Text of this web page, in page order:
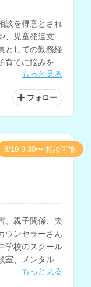
談を得意とされ
、児童発達支
としての勤務経
てに悩みを抱
れています。
もっと見る
フォロー
、親子関係、夫
ウンセラーさん
学校のスクール
、メンタルク
もっと見る
8/10 9:30〜 相談可能